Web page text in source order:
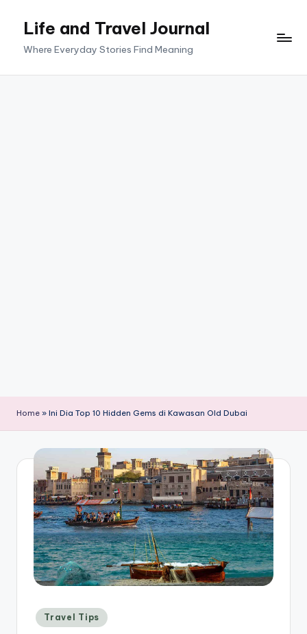
Life and Travel Journal
Where Everyday Stories Find Meaning
Home » Ini Dia Top 10 Hidden Gems di Kawasan Old Dubai
Posted
in
Travel Tips